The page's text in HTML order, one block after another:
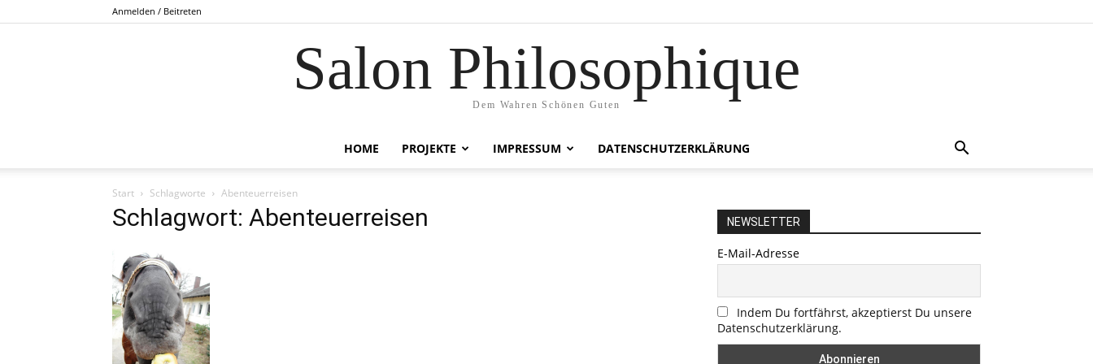
Anmelden / Beitreten
Salon Philosophique
Dem Wahren Schönen Guten
HOME PROJEKTE IMPRESSUM DATENSCHUTZERKLÄRUNG
Start Schlagworte Abenteuerreisen
Schlagwort: Abenteuerreisen NEWSLETTER
E-Mail-Adresse
Indem Du fortfährst, akzeptierst Du unsere
Datenschutzerklärung.